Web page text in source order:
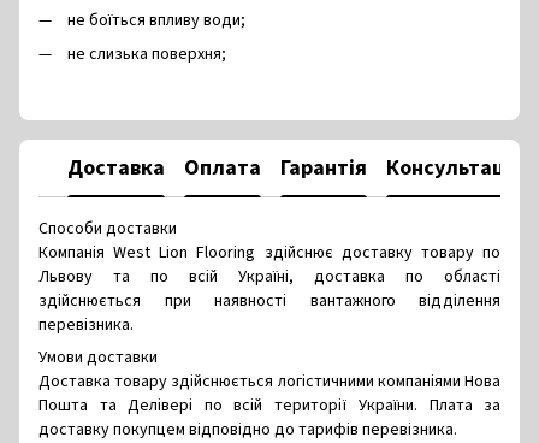
не боїться впливу води;
не слизька поверхня;
Доставка Оплата Гарантія Консультація
Способи доставки
Компанія West Lion Flooring здійснює доставку товару по
Львову та по всій Україні, доставка по області
здійснюється при наявності вантажного відділення
перевізника.
Умови доставки
Доставка товару здійснюється логістичними компаніями Нова
Пошта та Делівері по всій території України. Плата за
доставку покупцем відповідно до тарифів перевізника.